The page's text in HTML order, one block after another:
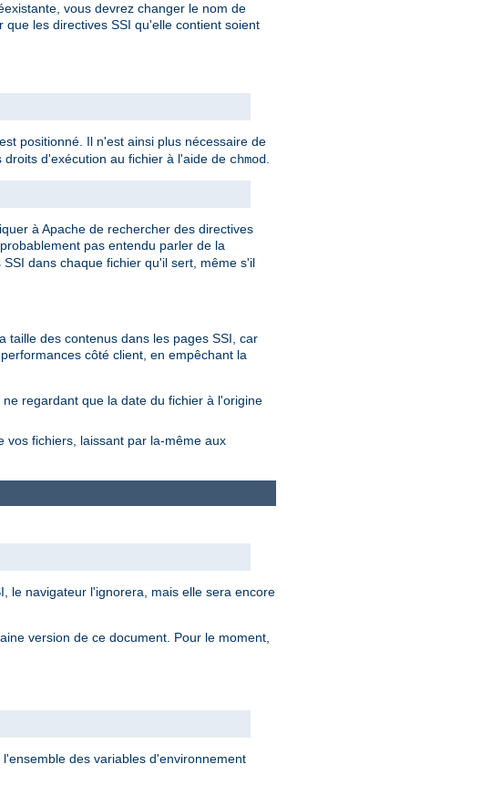
vous devrez changer le nom de
que les directives SSI qu'elle contient soient
positionné. Il n'est ainsi plus nécessaire de
d'exécution au fichier à l'aide de chmod.
à Apache de rechercher des directives
pas entendu parler de la
dans chaque fichier qu'il sert, même s'il
taille des contenus dans les pages SSI, car
côté client, en empêchant la
regardant que la date du fichier à l'origine
vos fichiers, laissant par la-même aux
le navigateur l'ignorera, mais elle sera encore
version de ce document. Pour le moment,
des variables d'environnement